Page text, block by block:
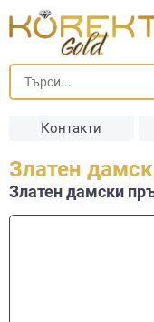
Контакти
Златен
Златен дамски